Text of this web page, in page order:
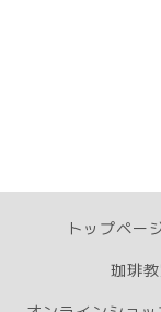
トップペー
珈琲